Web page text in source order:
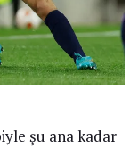
şu ana kadar